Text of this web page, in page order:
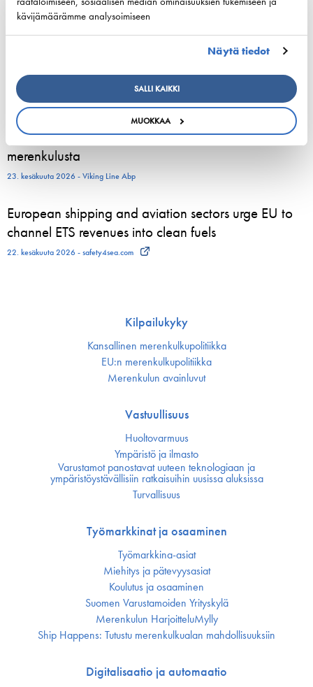
kävijämäärämme analysoimiseen
Näytä tiedot
SALLI KAIKKI
MUOKKAA
3. elokuuta 2026 - Tallink Silja Oy
Pohjoismaiset varustamoedustajat kokoontuvat
Helsinkiin vahvistamaan meriliikenteen resilienssiä
24. kesäkuuta 2026 - Suomen Varustamot Ry
800 kesätyöntekijää aloittelee parhaillaan Viking
Linen laivoilla – moni heistä löytää uran
merenkulusta
23. kesäkuuta 2026 - Viking Line Abp
European shipping and aviation sectors urge EU to
channel ETS revenues into clean fuels
22. kesäkuuta 2026 - safety4sea.com
Kilpailukyky
Kansallinen merenkulku­politiikka
EU:n merenkulku­politiikka
Merenkulun avainluvut
Vastuullisuus
Huoltovarmuus
Ympäristö ja ilmasto
Varustamot panostavat uuteen teknologiaan ja
ympäristöystävällisiin ratkaisuihin uusissa aluksissa
Turvallisuus
Työmarkkinat ja osaaminen
Työmarkkina-asiat
Miehitys ja pätevyys­asiat
Koulutus ja osaaminen
Suomen Varustamoiden Yrityskylä
Merenkulun HarjoitteluMylly
Ship Happens: Tutustu merenkulkualan mahdollisuuksiin
Digitalisaatio ja automaatio